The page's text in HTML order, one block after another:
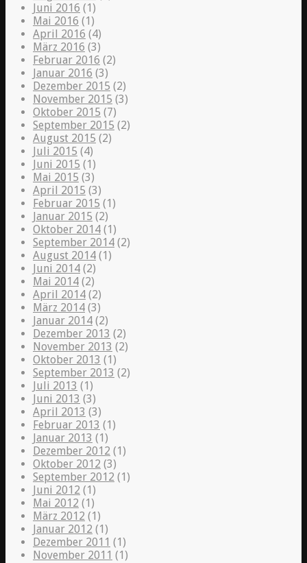
Juni 2016 (1)
Mai 2016 (1)
April 2016 (4)
März 2016 (3)
Februar 2016 (2)
Januar 2016 (3)
Dezember 2015 (2)
November 2015 (3)
Oktober 2015 (7)
September 2015 (2)
August 2015 (2)
Juli 2015 (4)
Juni 2015 (1)
Mai 2015 (3)
April 2015 (3)
Februar 2015 (1)
Januar 2015 (2)
Oktober 2014 (1)
September 2014 (2)
August 2014 (1)
Juni 2014 (2)
Mai 2014 (2)
April 2014 (2)
März 2014 (3)
Januar 2014 (2)
Dezember 2013 (2)
November 2013 (2)
Oktober 2013 (1)
September 2013 (2)
Juli 2013 (1)
Juni 2013 (3)
April 2013 (3)
Februar 2013 (1)
Januar 2013 (1)
Dezember 2012 (1)
Oktober 2012 (3)
September 2012 (1)
Juni 2012 (1)
Mai 2012 (1)
März 2012 (1)
Januar 2012 (1)
Dezember 2011 (1)
November 2011 (1)